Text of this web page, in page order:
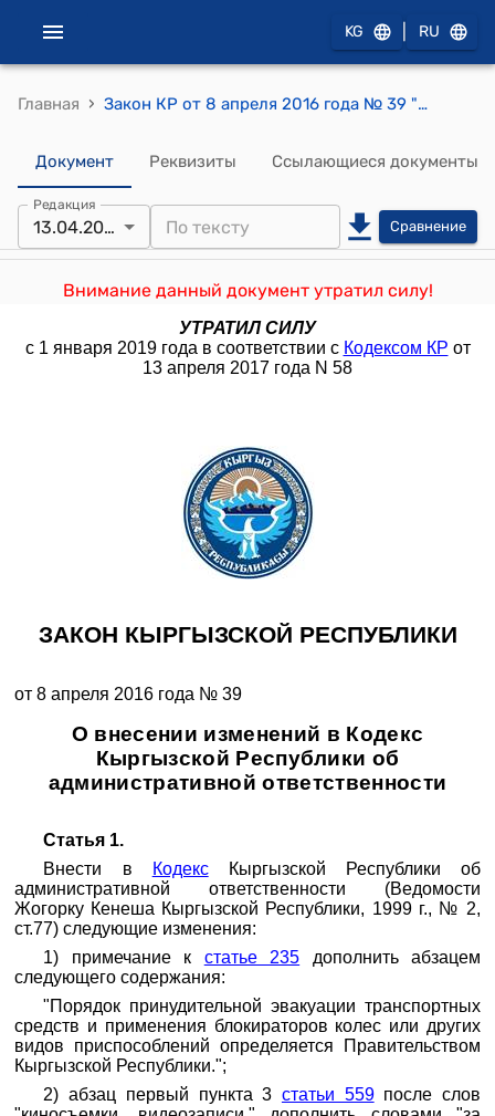
KG RU
Главная › Закон КР от 8 апреля 2016 года № 39 "О внесении изменений в Кодекс Кыргызской Республики об административной ответственности"
Документ Реквизиты Ссылающиеся документы
Редакция
13.04.2017 Сравнение
Внимание данный документ утратил силу!